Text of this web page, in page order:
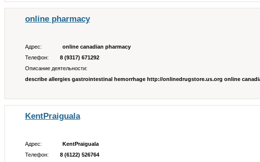
online pharmacy
Адрес:
online canadian pharmacy
Телефон:
8 (9317) 671292
Описание деятельности:
describe allergies gastrointestinal hemorrhage http://onlinedrugstore.us.org online
KentPraiguala
Адрес:
KentPraiguala
Телефон:
8 (6122) 526764